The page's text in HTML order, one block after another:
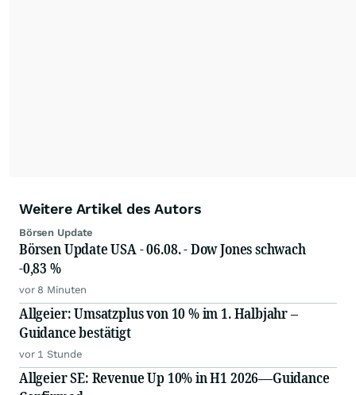
Weitere Artikel des Autors
Börsen Update
Börsen Update USA - 06.08. - Dow Jones schwach
-0,83 %
vor 8 Minuten
Allgeier: Umsatzplus von 10 % im 1. Halbjahr –
Guidance bestätigt
vor 1 Stunde
Allgeier SE: Revenue Up 10% in H1 2026—Guidance